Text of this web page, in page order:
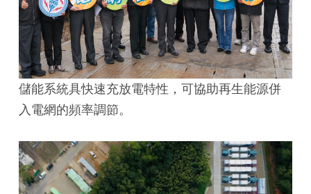
儲能系統具快速充放電特性，可協助再生能源併
入電網的頻率調節。